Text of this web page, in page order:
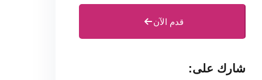
قدم الآن
شارك على: